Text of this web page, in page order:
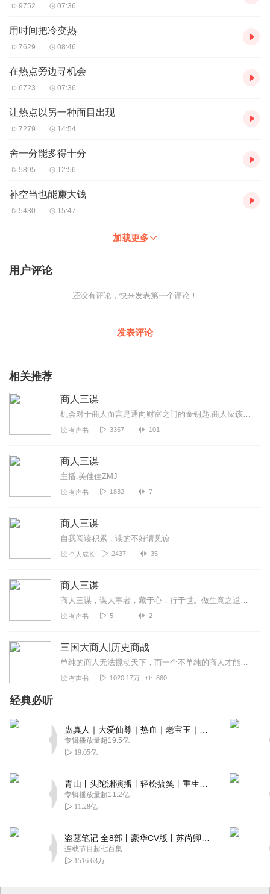
9752 07:36
用时间把冷变热
7629 08:46
在热点旁边寻机会
6723 07:36
让热点以另一种面目出现
7279 14:54
舍一分能多得十分
5895 12:56
补空当也能赚大钱
5430 15:47
加载更多
用户评论
还没有评论，快来发表第一个评论！
发表评论
相关推荐
商人三谋
机会对于商人而言是通向财富之门的金钥匙.商人应该具有敏锐的感觉！又如此来去匆匆.经商者只有时时锤炼自己的！谋机功夫.才能找到最佳的财富落点！
有声书 3357 101
商人三谋
主播:美佳佳ZMJ
有声书 1832 7
商人三谋
自我阅读积累，读的不好请见谅
个人成长 2437 35
商人三谋
商人三谋，谋大事者，藏于心，行于世。做生意之道，在于把握机会，敢为人先
有声书 5 2
三国大商人|历史商战
单纯的商人无法搅动天下，而一个不单纯的商人才能做人所不能。敢于欺骗皇帝，敢在皇宫里面睡了皇后，敢让张让为他背天大的黑锅，敢讹诈董卓的财产，敢屡次甩盟主袁绍的面子...
有声书 1020.17万 860
经典必听
专辑播放量超19.5亿
19.05亿
专辑播放量超11.2亿
11.28亿
连载节目超七百集
1516.63万